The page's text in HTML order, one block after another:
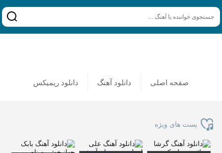
صفحه اصلی دانلود آهنگ دانلود ریمیکس
پست های ویژه